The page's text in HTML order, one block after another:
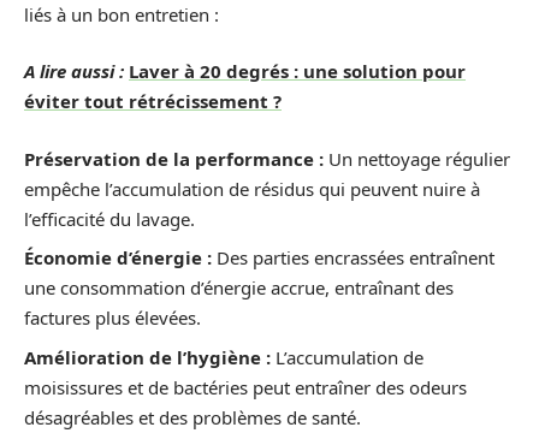
liés à un bon entretien :
A lire aussi : Laver à 20 degrés : une solution pour
éviter tout rétrécissement ?
Préservation de la performance : Un nettoyage régulier
empêche l’accumulation de résidus qui peuvent nuire à
l’efficacité du lavage.
Économie d’énergie : Des parties encrassées entraînent
une consommation d’énergie accrue, entraînant des
factures plus élevées.
Amélioration de l’hygiène : L’accumulation de
moisissures et de bactéries peut entraîner des odeurs
désagréables et des problèmes de santé.